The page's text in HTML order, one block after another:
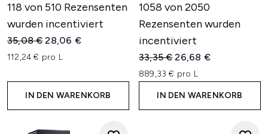
118 von 510 Rezensenten
wurden incentiviert
Unverbindliche Preisempfehlung:
35,08 €Aktueller Preis:
28,06 €
112,24 € pro L
IN DEN WARENKORB
1058 von 2050
Rezensenten wurden
incentiviert
Unverbindliche
33,35 €Aktueller Preis:
26,68 €
889,33 € pro L
IN DEN WARENKORB